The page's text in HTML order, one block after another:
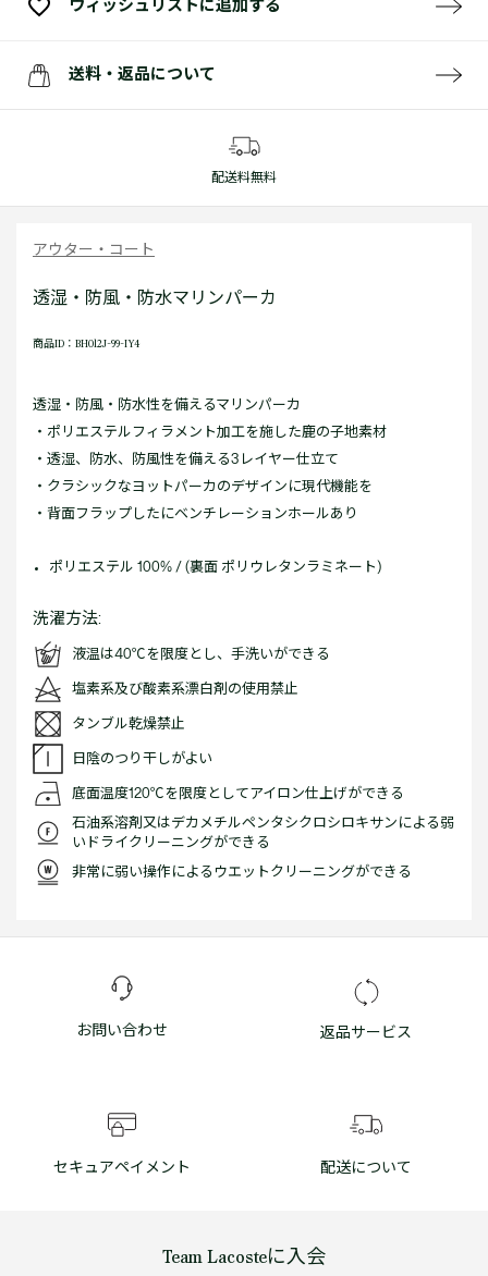
ウィッシュリストに追加する
送料・返品について
配送料無料
アウター・コート
透湿・防風・防水マリンパーカ
商品ID：BH012J-99-IY4
透湿・防風・防水性を備えるマリンパーカ
・ポリエステルフィラメント加工を施した鹿の子地素材
・透湿、防水、防風性を備える3レイヤー仕立て
・クラシックなヨットパーカのデザインに現代機能を
・背面フラップしたにベンチレーションホールあり
ポリエステル 100% / (裏面 ポリウレタンラミネート)
洗濯方法:
液温は40℃を限度とし、手洗いができる
塩素系及び酸素系漂白剤の使用禁止
タンブル乾燥禁止
日陰のつり干しがよい
底面温度120℃を限度としてアイロン仕上げができる
石油系溶剤又はデカメチルペンタシクロシロキサンによる弱
いドライクリーニングができる
非常に弱い操作によるウエットクリーニングができる
お問い合わせ 返品サービス
セキュアペイメント 配送について
Team Lacosteに入会